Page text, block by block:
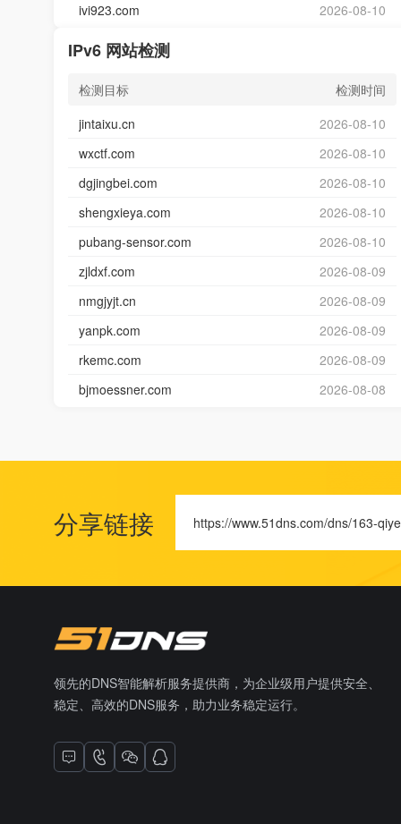
ivi923.com
2026-08-10
IPv6 网站检测
检测目标
检测时间
jintaixu.cn
2026-08-10
wxctf.com
2026-08-10
dgjingbei.com
2026-08-10
shengxieya.com
2026-08-10
pubang-sensor.com
2026-08-10
zjldxf.com
2026-08-09
nmgjyjt.cn
2026-08-09
yanpk.com
2026-08-09
rkemc.com
2026-08-09
bjmoessner.com
2026-08-08
分享链接 https://www.51dns.com/dns/163-
领先的DNS智能解析服务提供商，为企业级用户提供安全、
稳定、高效的DNS服务，助力业务稳定运行。